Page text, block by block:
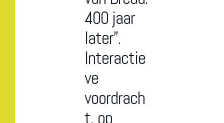
400 jaar
later”.
Interactie
ve
voordrach
t, op